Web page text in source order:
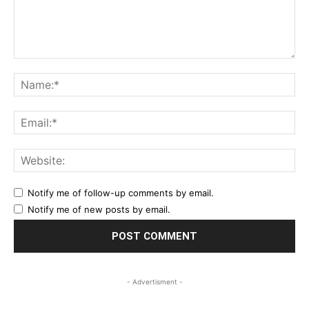
Notify me of follow-up comments by email.
Notify me of new posts by email.
- Advertisment -